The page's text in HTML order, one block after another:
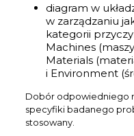
diagram w
w zarządzaniu
kategorii
Machines
Materials
i Environment
Dobór odpowiedniego
specyfiki badanego
stosowany.